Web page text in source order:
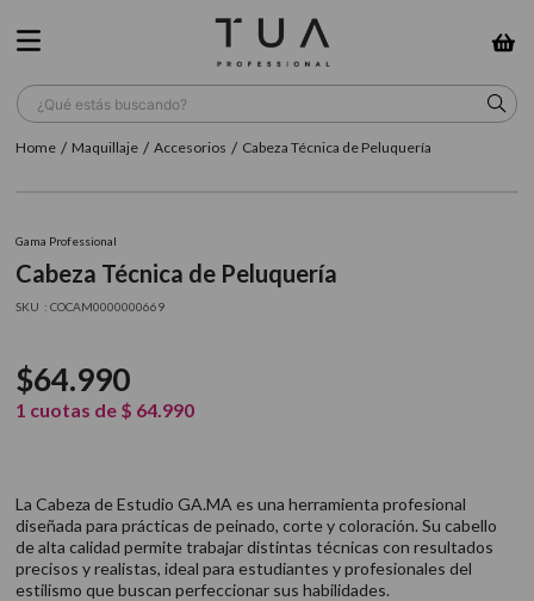
¿Qué estás buscando?
Maquillaje Accesorios Cabeza Técnica de Peluquería
Gama Professional
Cabeza Técnica de Peluquería
: COCAM0000000669
$64.990
1 cuotas de $ 64.990
La Cabeza de Estudio GA.MA es una herramienta profesional
diseñada para prácticas de peinado, corte y coloración. Su cabello
de alta calidad permite trabajar distintas técnicas con resultados
precisos y realistas, ideal para estudiantes y profesionales del
estilismo que buscan perfeccionar sus habilidades.
TÉRMINOS MÁS BUSCADOS
5. cepillo
6. gama
8. loreal
9. acondicionador
10. protector térmico